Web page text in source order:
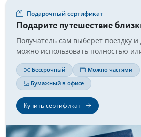
Подарочный сертификат
Подарите путешествие
Получатель сам выберет поездку и
можно использовать полностью
Бессрочный
Можно частями
Бумажный в офисе
Купить сертификат